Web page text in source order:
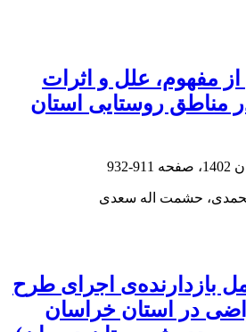
مفهوم، علل و اثرات
مناطق روستایی استان
911-932
محمدی، حشمت اله سعدی
بازدارنده‌ی اجرای طرح
در استان خراسان